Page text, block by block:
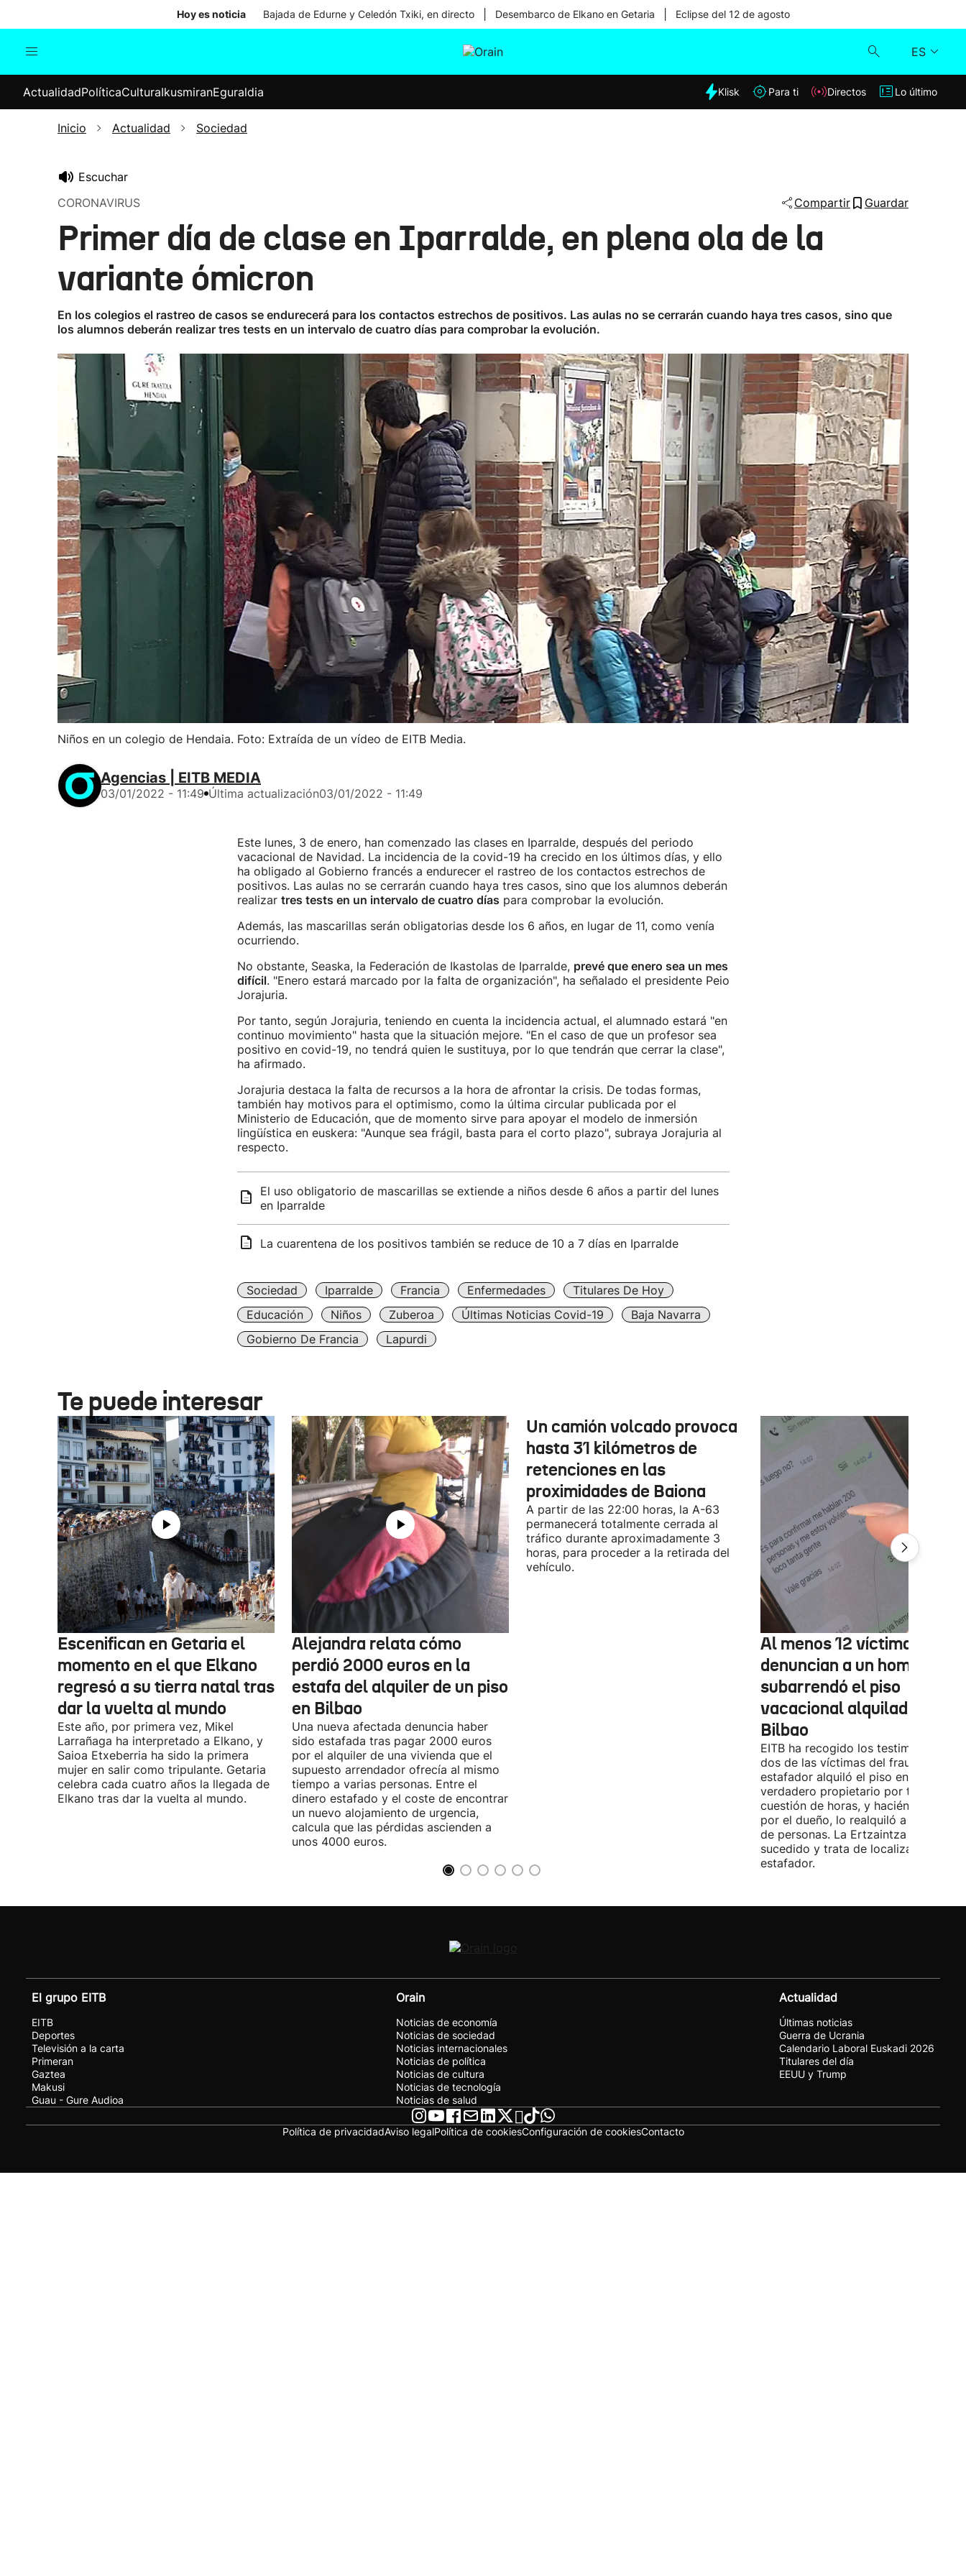
Hoy es noticia Bajada de Edurne y Celedón Txiki, en directo Desembarco de Elkano en Getaria Eclipse del 12 de agosto
ES
Internacional
Elecciones
Klisk
ActualidadPolíticaCulturaIkusmiranEguraldia Klisk Para ti Directos Lo último
Inicio Actualidad Sociedad
Escuchar
CORONAVIRUS
Compartir Guardar
Primer día de clase en Iparralde, en plena ola de la
variante ómicron
En los colegios el rastreo de casos se endurecerá para los contactos estrechos de positivos. Las aulas no se cerrarán cuando haya tres casos, sino que
los alumnos deberán realizar tres tests en un intervalo de cuatro días para comprobar la evolución.
Niños en un colegio de Hendaia. Foto: Extraída de un vídeo de EITB Media.
Agencias | EITB MEDIA
03/01/2022 - 11:49 Última actualización03/01/2022 - 11:49
Este lunes, 3 de enero, han comenzado las clases en Iparralde, después del periodo
vacacional de Navidad. La incidencia de la covid-19 ha crecido en los últimos días, y ello
ha obligado al Gobierno francés a endurecer el rastreo de los contactos estrechos de
positivos. Las aulas no se cerrarán cuando haya tres casos, sino que los alumnos deberán
realizar tres tests en un intervalo de cuatro días para comprobar la evolución.
Además, las mascarillas serán obligatorias desde los 6 años, en lugar de 11, como venía
ocurriendo.
No obstante, Seaska, la Federación de Ikastolas de Iparralde, prevé que enero sea un mes
difícil. "Enero estará marcado por la falta de organización", ha señalado el presidente Peio
Jorajuria.
Por tanto, según Jorajuria, teniendo en cuenta la incidencia actual, el alumnado estará "en
continuo movimiento" hasta que la situación mejore. "En el caso de que un profesor sea
positivo en covid-19, no tendrá quien le sustituya, por lo que tendrán que cerrar la clase",
ha afirmado.
Jorajuria destaca la falta de recursos a la hora de afrontar la crisis. De todas formas,
también hay motivos para el optimismo, como la última circular publicada por el
Ministerio de Educación, que de momento sirve para apoyar el modelo de inmersión
lingüística en euskera: "Aunque sea frágil, basta para el corto plazo", subraya Jorajuria al
respecto.
El uso obligatorio de mascarillas se extiende a niños desde 6 años a partir del lunes
en Iparralde
La cuarentena de los positivos también se reduce de 10 a 7 días en Iparralde
Sociedad Iparralde Francia Enfermedades
Titulares De Hoy
Educación
Niños Zuberoa Últimas Noticias Covid-19
Baja Navarra
Gobierno De Francia
Lapurdi
Te puede interesar
Escenifican en Getaria el
momento en el que Elkano
regresó a su tierra natal tras
dar la vuelta al mundo
Este año, por primera vez, Mikel
Larrañaga ha interpretado a Elkano, y
Saioa Etxeberria ha sido la primera
mujer en salir como tripulante. Getaria
celebra cada cuatro años la llegada de
Elkano tras dar la vuelta al mundo.
Alejandra relata cómo
perdió 2000 euros en la
estafa del alquiler de un piso
en Bilbao
Una nueva afectada denuncia haber
sido estafada tras pagar 2000 euros
por el alquiler de una vivienda que el
supuesto arrendador ofrecía al mismo
tiempo a varias personas. Entre el
dinero estafado y el coste de encontrar
un nuevo alojamiento de urgencia,
calcula que las pérdidas ascienden a
unos 4000 euros.
Un camión volcado provoca
hasta 31 kilómetros de
retenciones en las
proximidades de Baiona
A partir de las 22:00 horas, la A-63
permanecerá totalmente cerrada al
tráfico durante aproximadamente 3
horas, para proceder a la retirada del
vehículo.
Al menos 12 víctimas
denuncian a un hombre
subarrendó el piso
vacacional alquilado en
Bilbao
EITB ha recogido los testimonios de
dos de las víctimas del fraude. El
estafador alquiló el piso en Airbnb a
verdadero propietario por tres días.
cuestión de horas, y haciéndose
por el dueño, lo realquiló a una
de personas. La Ertzaintza investiga
sucedido y trata de localizar al
estafador.
El grupo EITB
EITB
Deportes
Televisión a la carta
Primeran
Gaztea
Makusi
Guau - Gure Audioa
Orain
Noticias de economía
Noticias de sociedad
Noticias internacionales
Noticias de política
Noticias de cultura
Noticias de tecnología
Noticias de salud
Actualidad
Últimas noticias
Guerra de Ucrania
Calendario Laboral Euskadi 2026
Titulares del día
EEUU y Trump
Política de privacidadAviso legalPolítica de cookiesConfiguración de cookiesContacto